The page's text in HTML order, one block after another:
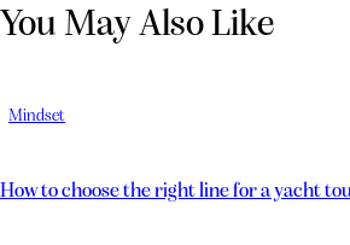
You May Also Like
Mindset
How to choose the right line for a yacht